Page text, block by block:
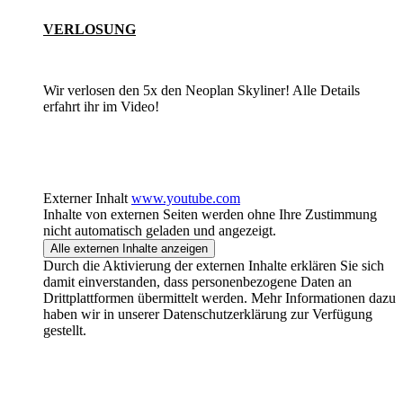
VERLOSUNG
Wir verlosen den 5x den Neoplan Skyliner! Alle Details
erfahrt ihr im Video!
Externer Inhalt www.youtube.com
Inhalte von externen Seiten werden ohne Ihre Zustimmung
nicht automatisch geladen und angezeigt.
Alle externen Inhalte anzeigen
Durch die Aktivierung der externen Inhalte erklären Sie sich
damit einverstanden, dass personenbezogene Daten an
Drittplattformen übermittelt werden. Mehr Informationen dazu
haben wir in unserer Datenschutzerklärung zur Verfügung
gestellt.